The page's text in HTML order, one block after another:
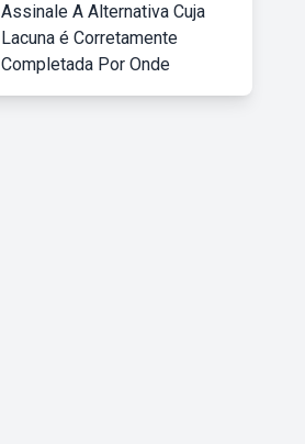
Assinale A Alternativa Cuja
Lacuna é Corretamente
Completada Por Onde